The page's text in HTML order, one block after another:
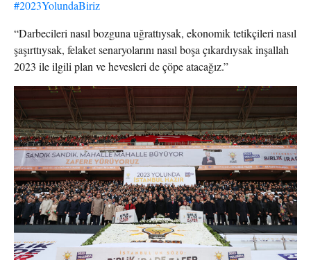
#2023YolundaBiriz
“Darbecileri nasıl bozguna uğrattıysak, ekonomik tetikçileri nasıl
şaşırttıysak, felaket senaryolarını nasıl boşa çıkardıysak inşallah
2023 ile ilgili plan ve hevesleri de çöpe atacağız.”